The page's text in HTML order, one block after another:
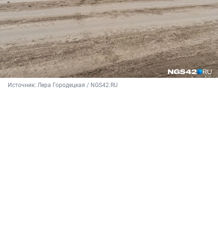
Источник: Лера Городецкая / NGS42.RU